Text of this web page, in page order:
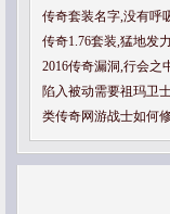
传奇套装名字,没有呼
传奇1.76套装,猛地发
2016传奇漏洞,行会之
陷入被动需要祖玛卫
类传奇网游战士如何